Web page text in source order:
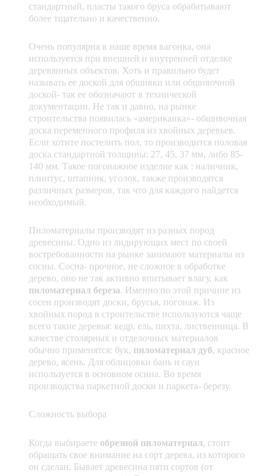
стандартный, пласты такого бруса обрабатывают
более тщательно и качественно.
Очень популярна в наше время вагонка, она
используется при внешней и внутренней отделке
деревянных объектов. Хоть и правильно будет
называть ее доской для обшивки или обшивочной
доской- так ее обозначают в технической
документации. Не так и давно, на рынке
строительства появилась «американка»- обшивочная
доска переменного профиля из хвойных деревьев.
Если хотите постелить пол, то производится половая
доска стандартной толщины: 27, 45, 37 мм, либо 85-
140 мм. Такое погонажное изделие как : наличник,
плинтус, штапник, уголок, также производятся
различных размеров, так что для каждого найдется
необходимый.
Пиломатериалы производят из разных пород
древесины. Одно из лидирующих мест по своей
востребованности на рынке занимают материалы из
сосны. Сосна- прочное, не сложное в обработке
дерево, оно не так активно впитывает влагу, как
пиломатериал береза. Именно по этой причине из
сосен производят доски, брусья, погонаж. Из
хвойных пород в строительстве используются чаще
всего такие деревья: кедр, ель, пихта, лиственница. В
качестве столярных и отделочных материалов
обычно применятся: бук, пиломатериал дуб, красное
дерево, ясень. Для облицовки бань и саун
используется в основном осина. Во время
производства паркетной доски и паркета- березу.
Сложность выбора
Когда выбираете обрезной пиломатериал, стоит
обращать свое внимание на сорт дерева, из которого
он сделан. Бывает древесина пяти сортов (от